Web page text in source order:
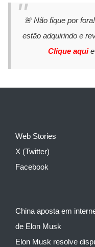
🚨 Não fique por
estão adquirindo e
Clique aqui
Web Stories
X (Twitter)
Facebook
China aposta em
de Elon Musk
Elon Musk resolve